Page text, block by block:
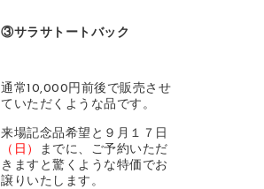
③サラサトートバック
通常10,000円前後で販売させ
ていただくような品です。
来場記念品希望と９月１７日
（日）
までに、ご予約いただ
きますと驚くような特価でお
譲りいたします。